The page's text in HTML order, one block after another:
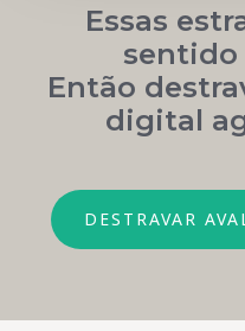
Essas
sentido
Então
digital
DESTRAVAR